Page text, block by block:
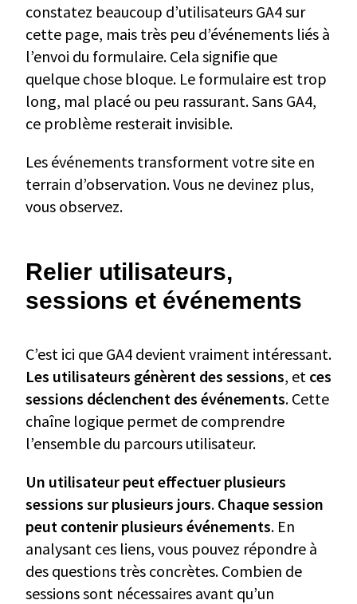
constatez beaucoup d’utilisateurs GA4 sur
cette page, mais très peu d’événements liés à
l’envoi du formulaire. Cela signifie que
quelque chose bloque. Le formulaire est trop
long, mal placé ou peu rassurant. Sans GA4,
ce problème resterait invisible.
Les événements transforment votre site en
terrain d’observation. Vous ne devinez plus,
vous observez.
Relier utilisateurs,
sessions et événements
C’est ici que GA4 devient vraiment intéressant.
Les utilisateurs génèrent des sessions, et ces
sessions déclenchent des événements. Cette
chaîne logique permet de comprendre
l’ensemble du parcours utilisateur.
Un utilisateur peut effectuer plusieurs
sessions sur plusieurs jours. Chaque session
peut contenir plusieurs événements. En
analysant ces liens, vous pouvez répondre à
des questions très concrètes. Combien de
sessions sont nécessaires avant qu’un